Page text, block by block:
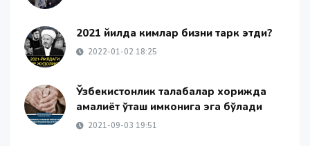
2021 йилда кимлар бизни тарк этди?
2022-01-02 18:25
Ўзбекистонлик талабалар хорижда
амалиёт ўташ имконига эга бўлади
2021-09-03 19:51